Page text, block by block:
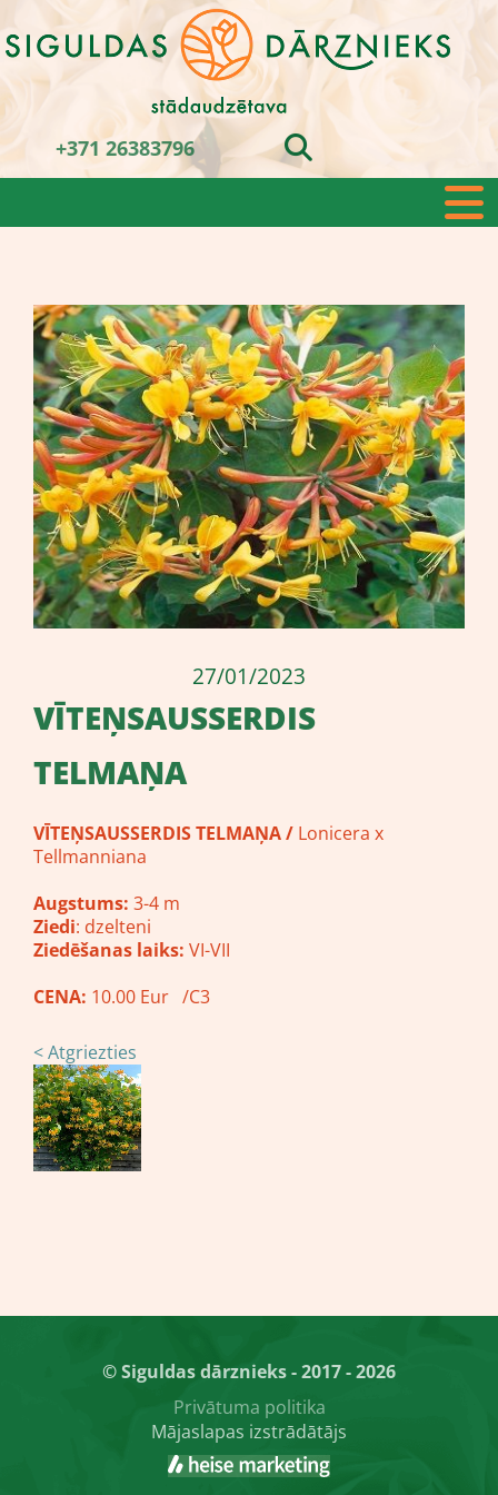
+371 26383796
27/01/2023
VĪTEŅSAUSSERDIS
TELMAŅA
VĪTEŅSAUSSERDIS TELMAŅA/ Lonicera x
Tellmanniana
Augstums: 3-4 m
Ziedi: dzelteni
Ziedēšanas laiks: VI-VII
CENA: 10.00 Eur /C3
< Atgriezties
© Siguldas dārznieks - 2017 - 2026
Privātuma politika
Mājaslapas izstrādātājs